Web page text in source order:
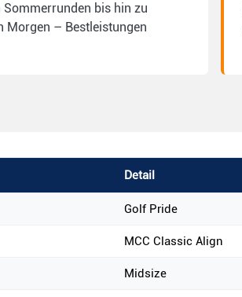
bis hin zu
Morgen – Bestleistungen
Detail
Golf Pride
MCC Classic Align
Midsize